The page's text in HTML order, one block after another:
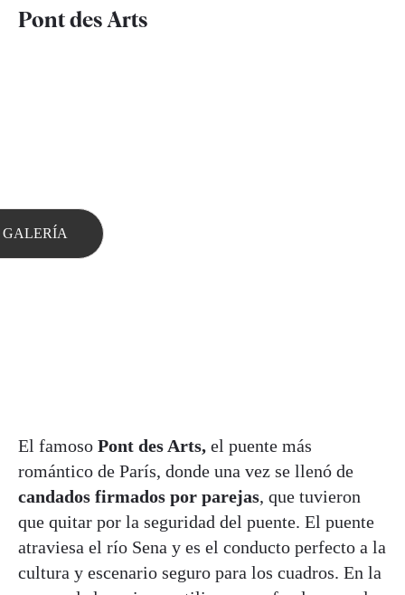
Pont des Arts
GALERÍA
El famoso Pont des Arts, el puente más
romántico de París, donde una vez se llenó de
candados firmados por parejas, que tuvieron
que quitar por la seguridad del puente. El puente
atraviesa el río Sena y es el conducto perfecto a la
cultura y escenario seguro para los cuadros. En la